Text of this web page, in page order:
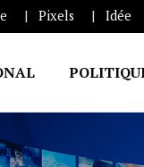
Pixels Idée